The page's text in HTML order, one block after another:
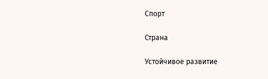
Спорт
Страна
Устойчивое развитие